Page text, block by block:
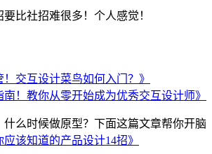
比社招难很多！个人感觉！
！交互设计菜鸟如何入门？》
南！教你从零开始成为优秀交互设计师》
什么时候做原型？下面这篇文章帮你开脑
应该知道的产品设计14招》